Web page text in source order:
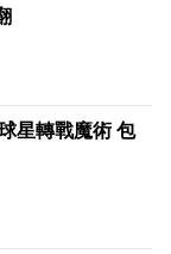
星轉戰魔術 包